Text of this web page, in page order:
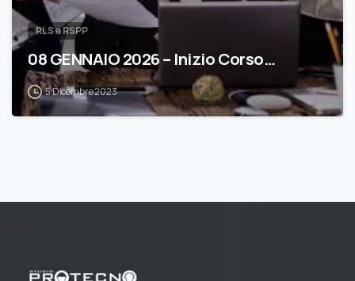
RLS e RSPP
08 GENNAIO 2026 – Inizio Corso…
5 Dicembre 2023